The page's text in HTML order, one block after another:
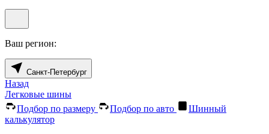
Ваш регион:
Санкт-Петербург
Назад
Легковые шины
Подбор по размеру
Подбор по авто
Шинный
калькулятор